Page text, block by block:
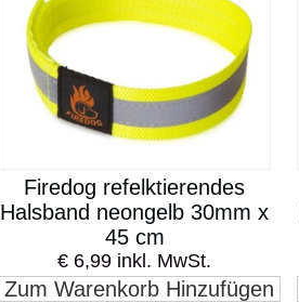
Firedog refelktierendes
Halsband neongelb 30mm x
45 cm
€ 6,99 inkl. MwSt.
Zum Warenkorb Hinzufügen